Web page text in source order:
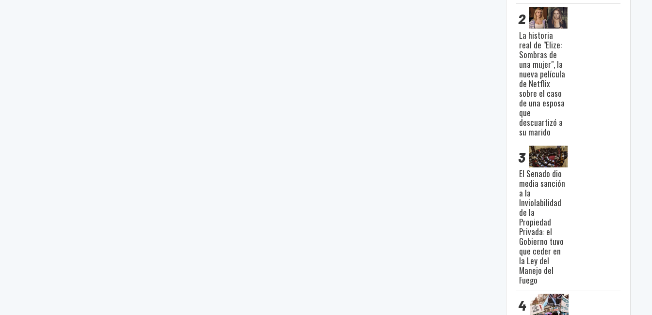
2
La historia
real de "Elize:
Sombras de
una mujer", la
nueva película
de Netflix
sobre el caso
de una esposa
que
descuartizó a
su marido
3
El Senado dio
media sanción
a la
Inviolabilidad
de la
Propiedad
Privada: el
Gobierno tuvo
que ceder en
la Ley del
Manejo del
Fuego
4